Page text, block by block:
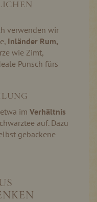
verwenden wir
Inländer Rum,
wie Zimt,
Punsch fürs
im Verhältnis
auf. Dazu
gebackene